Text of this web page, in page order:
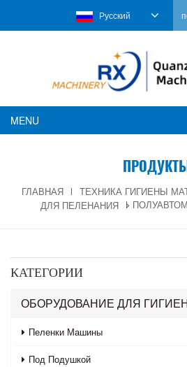
Русский
MENU
ГЛАВНАЯ ТЕХНИКА ГИГИЕНЫ
ДЛЯ ПЕЛЕНАНИЯ
КАТЕГОРИИ
ОБОРУДОВАНИЕ ДЛЯ
Пеленки Машины
Под Подушкой